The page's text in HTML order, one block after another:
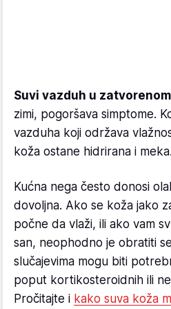
Suvi vazduh u
zimi, pogoršava simptome.
vazduha koji održava
koža ostane hidrirana i meka.
Kućna nega često donosi
dovoljna. Ako se koža jako
počne da vlaži, ili ako vam
san, neophodno je obratiti
slučajevima mogu biti
poput kortikosteroidnih ili
Pročitajte i kako suva koža